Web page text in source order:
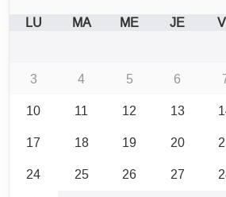
LU MA ME JE
3
4 5 6
10
11 12 13
17
18 19 20
24
25 26 27